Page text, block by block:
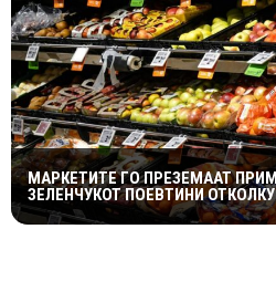
МАРКЕТИТЕ ГО ПРЕЗЕМААТ
ЗЕЛЕНЧУКОТ ПОЕВТИНИ